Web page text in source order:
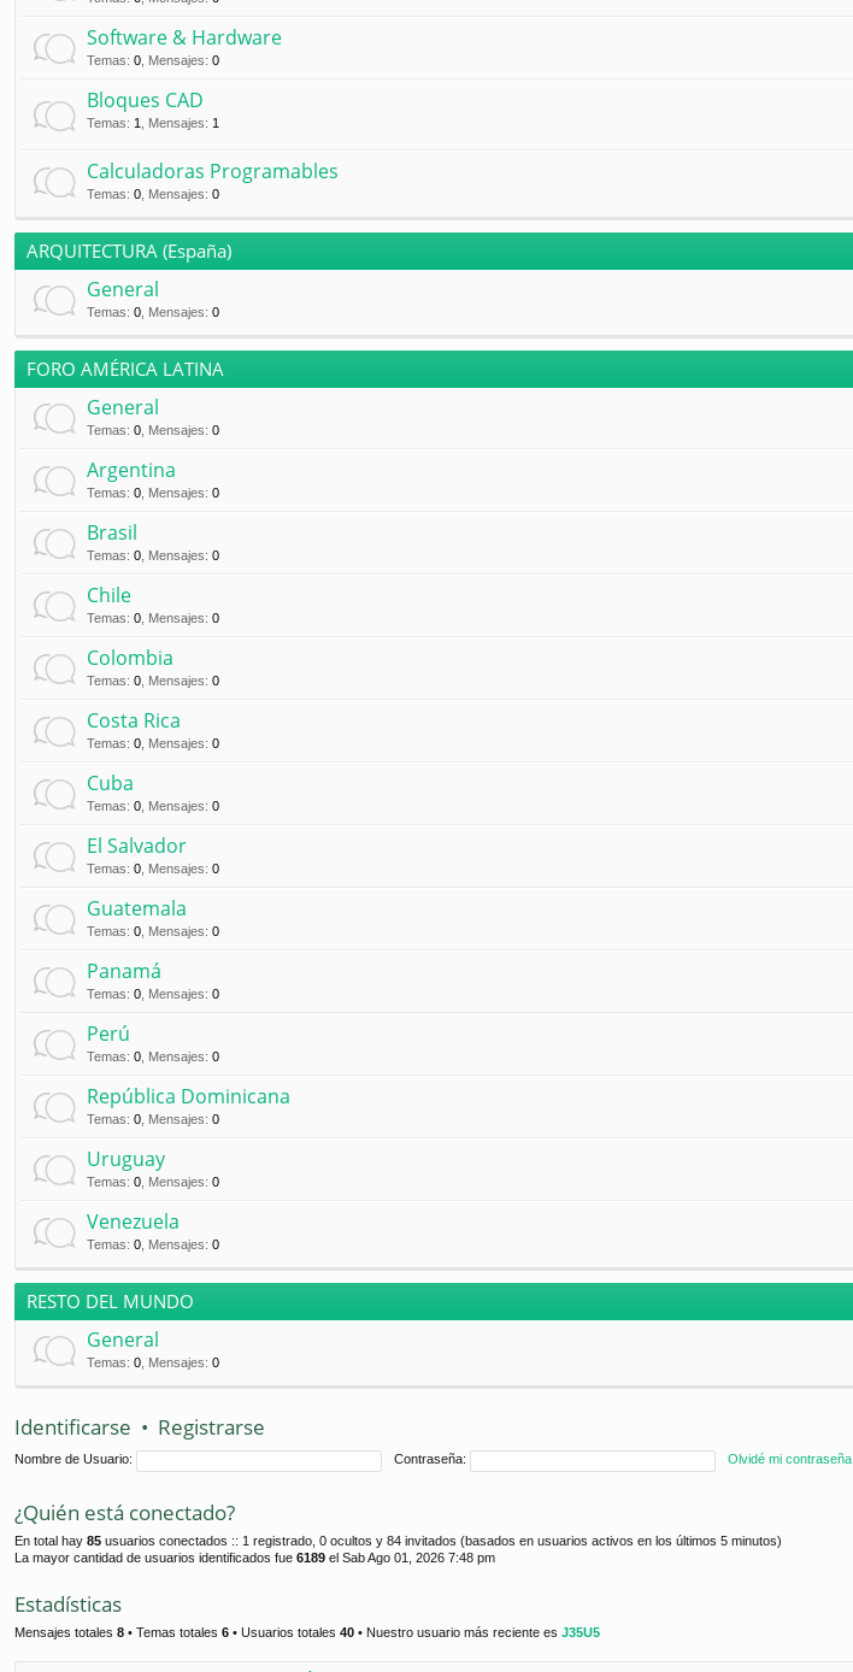
Software & Hardware
Temas: 0 Mensajes: 0
Bloques CAD
Temas: 1 Mensajes: 1
Calculadoras Programables
Temas: 0 Mensajes: 0
ARQUITECTURA (España)
General
Temas: 0 Mensajes: 0
FORO AMÉRICA LATINA
General
Temas: 0 Mensajes: 0
Argentina
Temas: 0 Mensajes: 0
Brasil
Temas: 0 Mensajes: 0
Chile
Temas: 0 Mensajes: 0
Colombia
Temas: 0 Mensajes: 0
Costa Rica
Temas: 0 Mensajes: 0
Cuba
Temas: 0 Mensajes: 0
El Salvador
Temas: 0 Mensajes: 0
Guatemala
Temas: 0 Mensajes: 0
Panamá
Temas: 0 Mensajes: 0
Perú
Temas: 0 Mensajes: 0
República Dominicana
Temas: 0 Mensajes: 0
Uruguay
Temas: 0 Mensajes: 0
Venezuela
Temas: 0 Mensajes: 0
RESTO DEL MUNDO
General
Temas: 0 Mensajes: 0
Identificarse • Registrarse
Nombre de Usuario: Contraseña: Olvidé mi contraseña
¿Quién está conectado?
En total hay 85 usuarios conectados :: 1 registrado, 0 ocultos y 84 invitados (basados en usuarios activos en los últimos 5 minutos)
La mayor cantidad de usuarios identificados fue 6189 el Sab Ago 01, 2026 7:48 pm
Estadísticas
Mensajes totales 8 • Temas totales 6 • Usuarios totales 40 • Nuestro usuario más reciente es J35U5